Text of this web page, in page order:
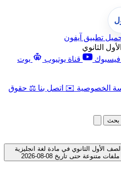
تطبيق آيفون
الثانوي
قناة يوتيوب
بوت
الخصوصية ✉️ اتصل بنا ⚖️ حقوق
بحث
الأول الثانوي في مادة لغة انجليزية
حتى تاريخ 08-08-2026